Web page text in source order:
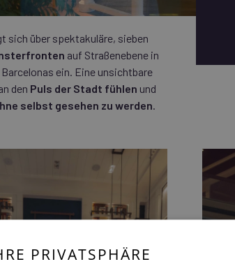
sich über spektakuläre, sieben
auf Straßenebene in
ein. Eine unsichtbare
den Puls der Stadt fühlen und
selbst gesehen zu werden.
PRIVATSPHÄRE